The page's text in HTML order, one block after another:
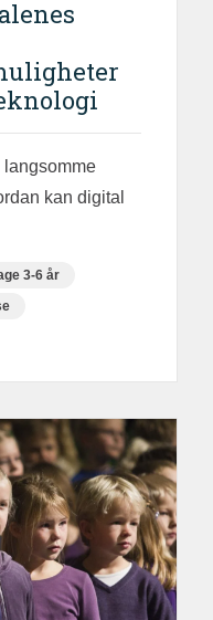
kan digital
3-6 år